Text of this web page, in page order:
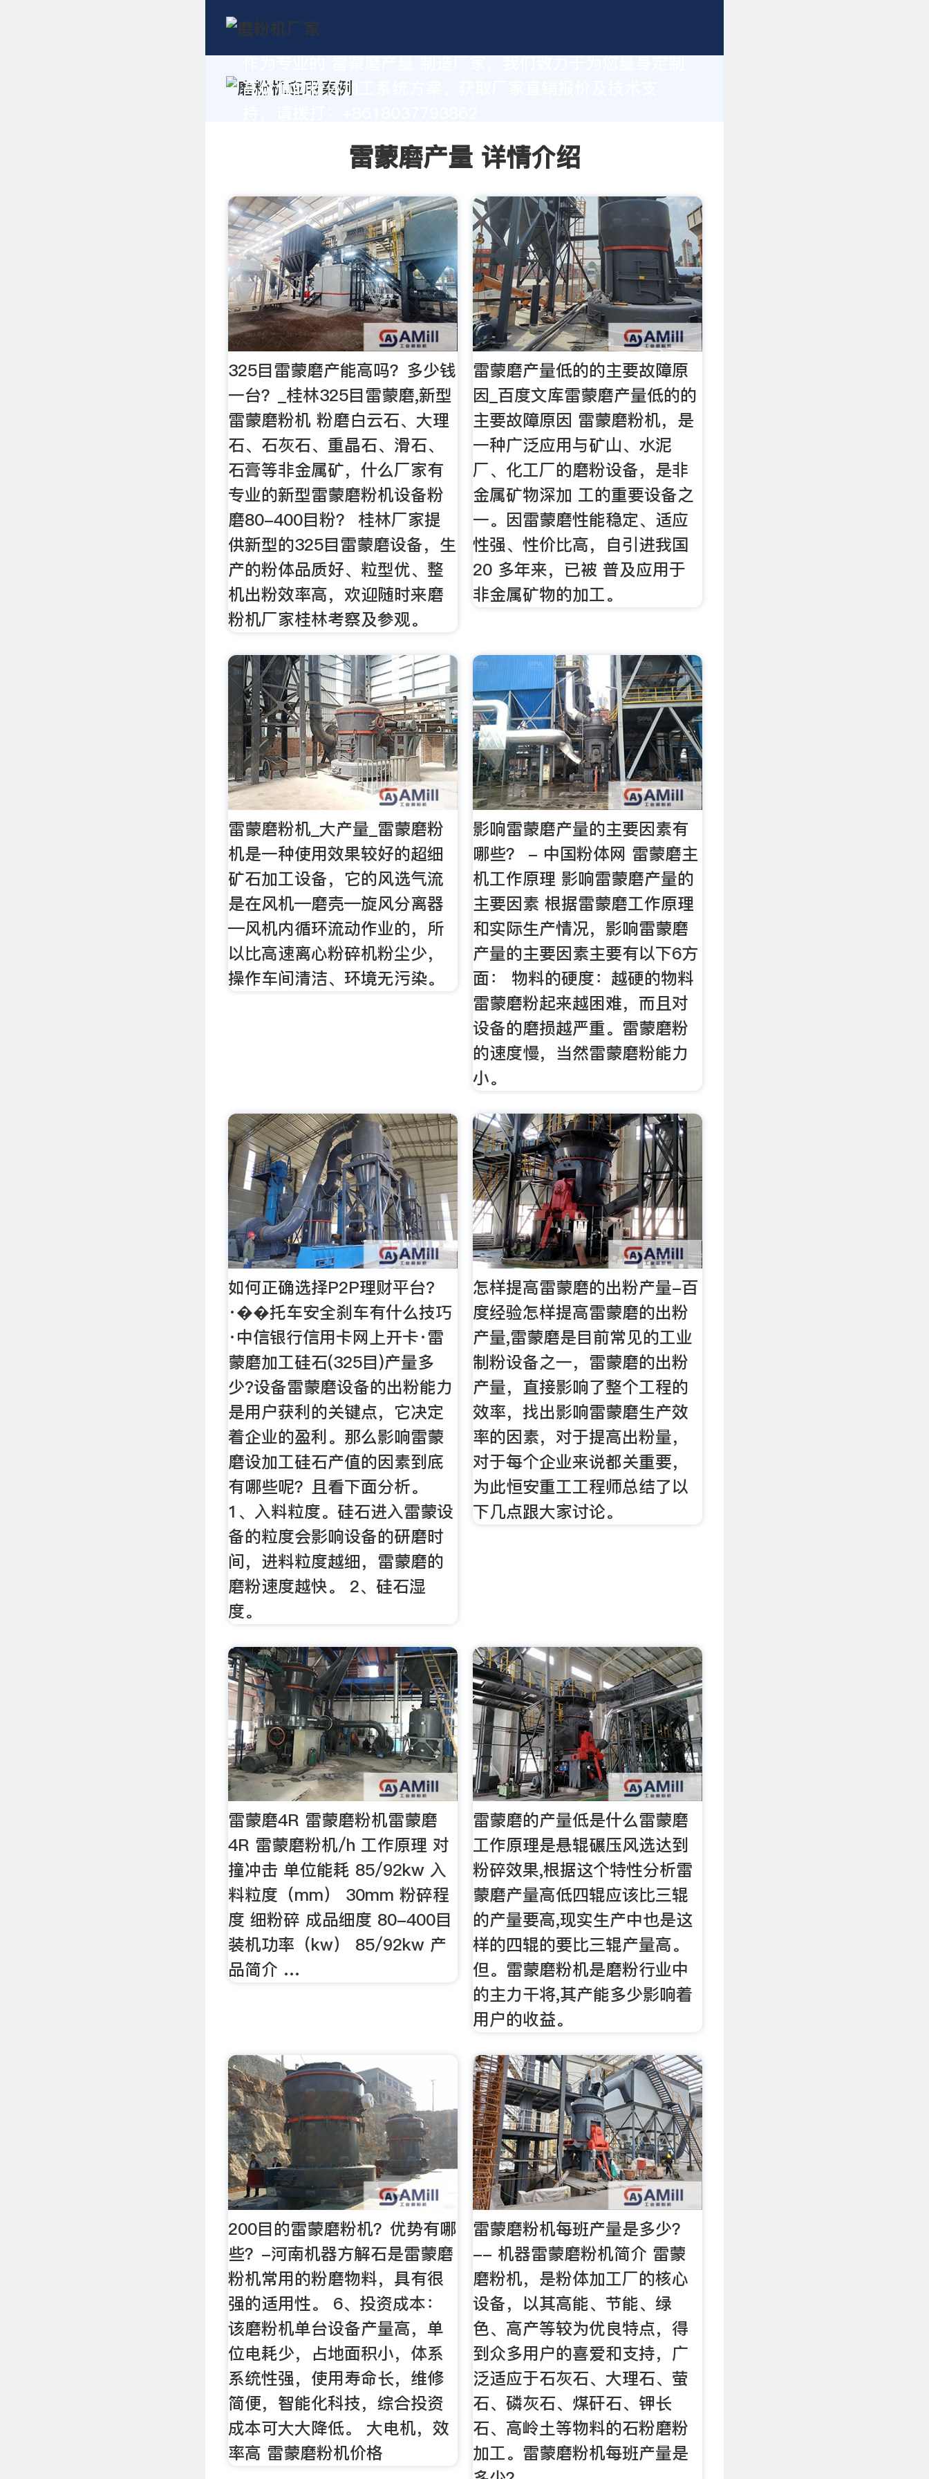
高价值的粉体加工系统方案。获取厂家直销报价及技术支
雷蒙磨产量 详情介绍
325目雷蒙磨产能高吗？多少钱
一台？_桂林325目雷蒙磨,新型
雷蒙磨粉机 粉磨白云石、大理
石、石灰石、重晶石、滑石、
石膏等非金属矿，什么厂家有
专业的新型雷蒙磨粉机设备粉
磨80-400目粉？ 桂林厂家提
供新型的325目雷蒙磨设备，生
产的粉体品质好、粒型优、整
机出粉效率高，欢迎随时来磨
粉机厂家桂林考察及参观。
雷蒙磨产量低的的主要故障原
因_百度文库雷蒙磨产量低的的
主要故障原因 雷蒙磨粉机，是
一种广泛应用与矿山、水泥
厂、化工厂的磨粉设备，是非
金属矿物深加 工的重要设备之
一。因雷蒙磨性能稳定、适应
性强、性价比高，自引进我国
20 多年来，已被 普及应用于
非金属矿物的加工。
雷蒙磨粉机_大产量_雷蒙磨粉
机是一种使用效果较好的超细
矿石加工设备，它的风选气流
是在风机—磨壳—旋风分离器
—风机内循环流动作业的，所
以比高速离心粉碎机粉尘少，
操作车间清洁、环境无污染。
影响雷蒙磨产量的主要因素有
哪些？ - 中国粉体网 雷蒙磨主
机工作原理 影响雷蒙磨产量的
主要因素 根据雷蒙磨工作原理
和实际生产情况，影响雷蒙磨
产量的主要因素主要有以下6方
面： 物料的硬度：越硬的物料
雷蒙磨粉起来越困难，而且对
设备的磨损越严重。雷蒙磨粉
的速度慢，当然雷蒙磨粉能力
小。
如何正确选择P2P理财平台?
·��托车安全刹车有什么技巧
·中信银行信用卡网上开卡·雷
蒙磨加工硅石(325目)产量多
少?设备雷蒙磨设备的出粉能力
是用户获利的关键点，它决定
着企业的盈利。那么影响雷蒙
磨设加工硅石产值的因素到底
有哪些呢？且看下面分析。
1、入料粒度。硅石进入雷蒙设
备的粒度会影响设备的研磨时
间，进料粒度越细，雷蒙磨的
磨粉速度越快。 2、硅石湿
度。
怎样提高雷蒙磨的出粉产量-百
度经验怎样提高雷蒙磨的出粉
产量,雷蒙磨是目前常见的工业
制粉设备之一，雷蒙磨的出粉
产量，直接影响了整个工程的
效率，找出影响雷蒙磨生产效
率的因素，对于提高出粉量，
对于每个企业来说都关重要，
为此恒安重工工程师总结了以
下几点跟大家讨论。
雷蒙磨4R 雷蒙磨粉机雷蒙磨
4R 雷蒙磨粉机/h 工作原理 对
撞冲击 单位能耗 85/92kw 入
料粒度（mm） 30mm 粉碎程
度 细粉碎 成品细度 80-400目
装机功率（kw） 85/92kw 产
品简介 …
雷蒙磨的产量低是什么雷蒙磨
工作原理是悬辊碾压风选达到
粉碎效果,根据这个特性分析雷
蒙磨产量高低四辊应该比三辊
的产量要高,现实生产中也是这
样的四辊的要比三辊产量高。
但。雷蒙磨粉机是磨粉行业中
的主力干将,其产能多少影响着
用户的收益。
200目的雷蒙磨粉机？优势有哪
些？-河南机器方解石是雷蒙磨
粉机常用的粉磨物料，具有很
强的适用性。 6、投资成本：
该磨粉机单台设备产量高，单
位电耗少，占地面积小，体系
系统性强，使用寿命长，维修
简便，智能化科技，综合投资
成本可大大降低。 大电机，效
率高 雷蒙磨粉机价格
雷蒙磨粉机每班产量是多少？
-- 机器雷蒙磨粉机简介 雷蒙
磨粉机，是粉体加工厂的核心
设备，以其高能、节能、绿
色、高产等较为优良特点，得
到众多用户的喜爱和支持，广
泛适应于石灰石、大理石、萤
石、磷灰石、煤矸石、钾长
石、高岭土等物料的石粉磨粉
加工。雷蒙磨粉机每班产量是